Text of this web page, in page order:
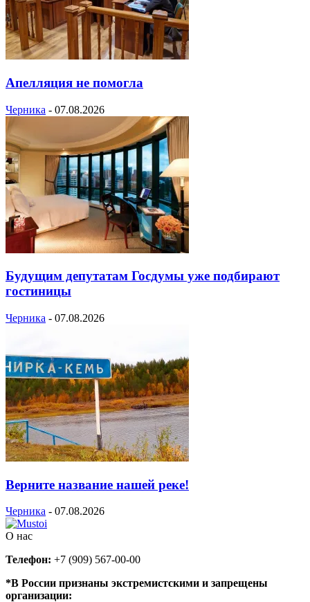
Апелляция не помогла
Черника - 07.08.2026
Будущим депутатам Госдумы уже подбирают
гостиницы
Черника - 07.08.2026
Верните название нашей реке!
Черника - 07.08.2026
О нас
Телефон: +7 (909) 567-00-00
*В России признаны экстремистскими и запрещены
организации: